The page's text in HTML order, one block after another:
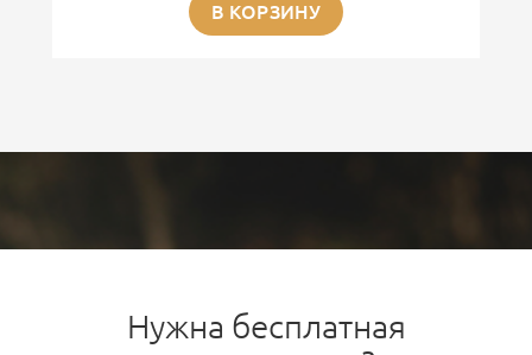
В КОРЗИНУ
Нужна бесплатная